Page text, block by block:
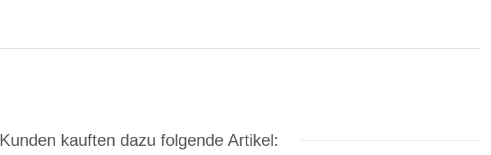
Kunden kauften dazu folgende Artikel: